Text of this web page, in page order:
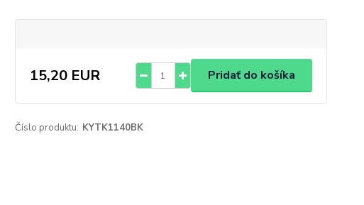
15,20 EUR Pridať do košíka
Číslo produktu: KYTK1140BK